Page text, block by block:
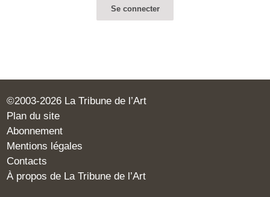
©2003-2026 La Tribune de l’Art
Plan du site
Abonnement
Mentions légales
Contacts
À propos de La Tribune de l’Art